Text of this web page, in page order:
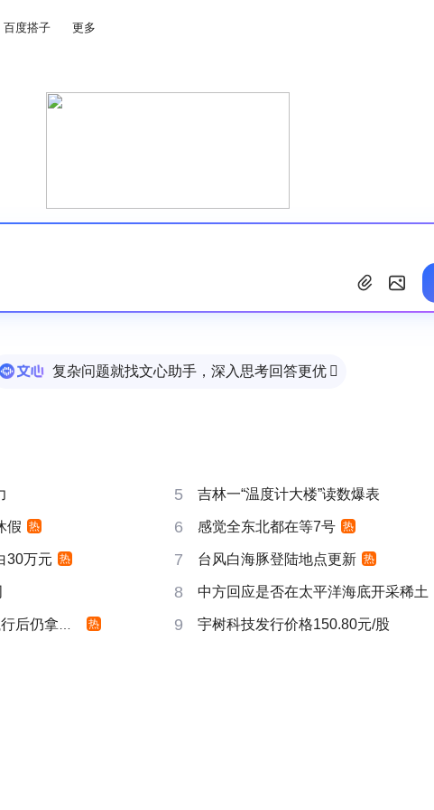
百度搭子 更多
复杂问题就找文心助手，深入思考回答更优 
5 吉林一“温度计大楼”读数爆表
假 热 6 感觉全东北都在等7号 热
30万元 热 7 台风白海豚登陆地点更新 热
8 中方回应是否在太平洋海底开采稀土
仍拿不到 热 9 宇树科技发行价格150.80元/股